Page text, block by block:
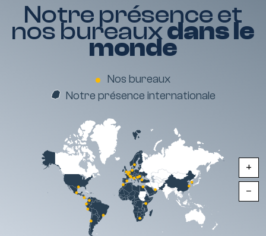
Notre présence et
nos bureauxdans le
monde
Nos bureaux
Notre présence internationale
+
−